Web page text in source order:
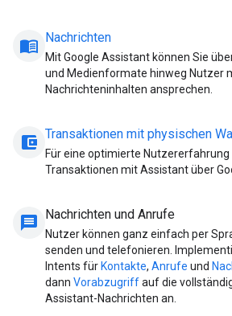
menu_book Nachrichten
Mit Google Assistant können Sie
und Medienformate hinweg Nutzer
Nachrichteninhalten ansprechen.
account_balance_wallet Transaktionen mit physischen
Für eine optimierte
Transaktionen mit Assistant über
message Nachrichten und Anrufe
Nutzer können ganz einfach per
senden und telefonieren.
Intents für Kontakte, Anrufe und
dann Vorabzugriffauf die
Assistant-Nachrichten an.